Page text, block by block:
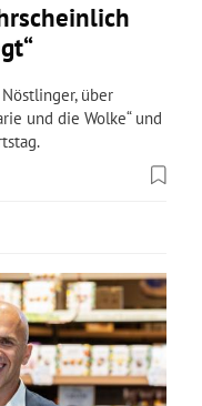
über
und die Wolke“ und